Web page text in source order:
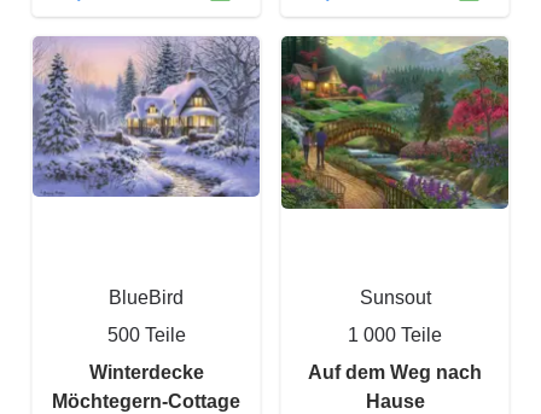
BlueBird
500 Teile
Winterdecke
Möchtegern-Cottage
Sunsout
1 000 Teile
Auf dem Weg nach
Hause